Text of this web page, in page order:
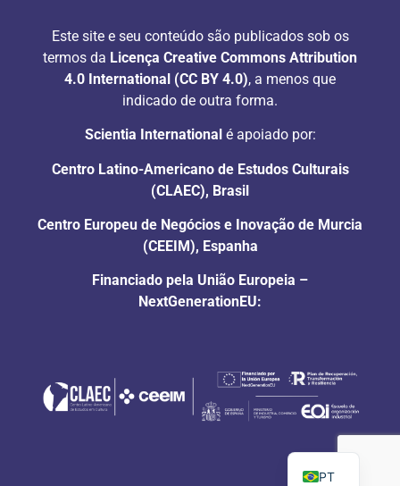
Este site e seu conteúdo são publicados sob os
termos da Licença Creative Commons Attribution
4.0 International (CC BY 4.0), a menos que
indicado de outra forma.
Scientia International é apoiado por:
Centro Latino-Americano de Estudos Culturais
(CLAEC), Brasil
Centro Europeu de Negócios e Inovação de Murcia
(CEEIM), Espanha
Financiado pela União Europeia –
NextGenerationEU:
PT
EN